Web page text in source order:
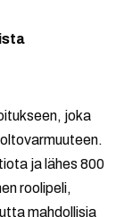
joka
ja lähes 800
roolipeli,
mahdollisia